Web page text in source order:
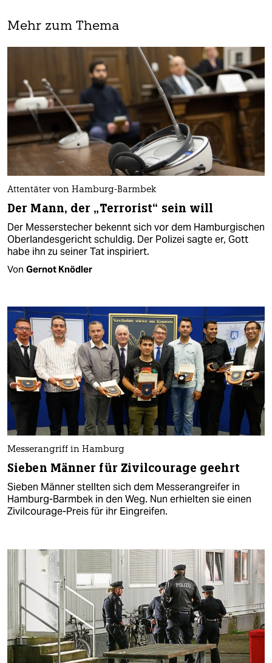
Mehr zum Thema
Attentäter von Hamburg-Barmbek
Der Mann, der „Terrorist“ sein will
Der Messerstecher bekennt sich vor dem Hamburgischen
Oberlandesgericht schuldig. Der Polizei sagte er, Gott
habe ihn zu seiner Tat inspiriert.
Von Gernot Knödler
Messerangriff in Hamburg
Sieben Männer für Zivilcourage geehrt
Sieben Männer stellten sich dem Messerangreifer in
Hamburg-Barmbek in den Weg. Nun erhielten sie einen
Zivilcourage-Preis für ihr Eingreifen.